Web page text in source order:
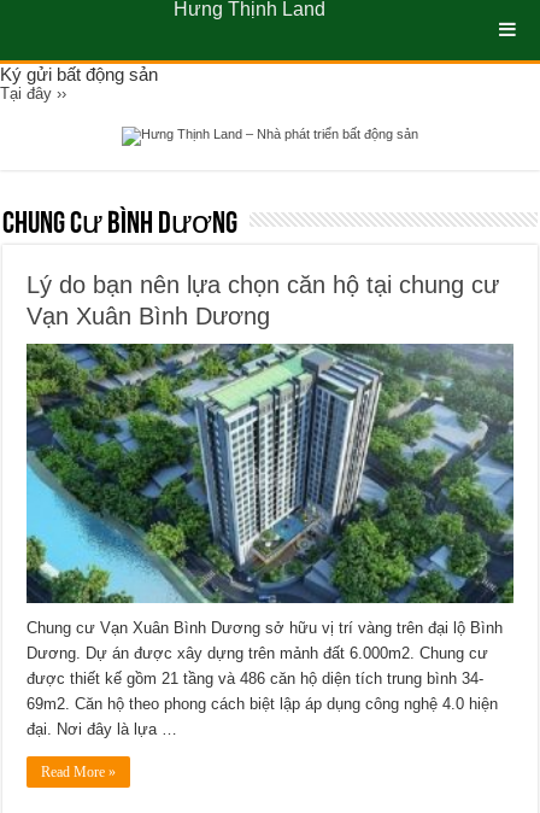
Ký gửi bất động sản
Tại đây ››
Chung Cư Bình Dương
Lý do bạn nên lựa chọn căn hộ tại chung cư
Vạn Xuân Bình Dương
Chung cư Vạn Xuân Bình Dương sở hữu vị trí vàng trên đại lộ Bình
Dương. Dự án được xây dựng trên mảnh đất 6.000m2. Chung cư
được thiết kế gồm 21 tầng và 486 căn hộ diện tích trung bình 34-
69m2. Căn hộ theo phong cách biệt lập áp dụng công nghệ 4.0 hiện
đại. Nơi đây là lựa …
Read More »
Hưng Thịnh Land